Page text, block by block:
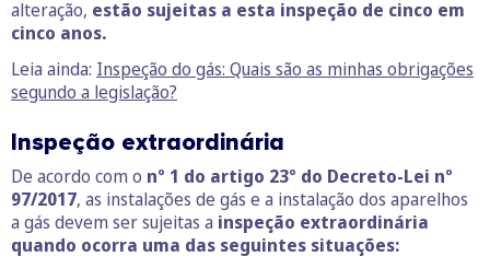
alteração, estão sujeitas a esta inspeção de cinco em
cinco anos.
Leia ainda: Inspeção do gás: Quais são as minhas obrigações
segundo a legislação?
Inspeção extraordinária
De acordo com o nº 1 do artigo 23º do Decreto-Lei nº
97/2017, as instalações de gás e a instalação dos aparelhos
a gás devem ser sujeitas a inspeção extraordinária
quando ocorra uma das seguintes situações: